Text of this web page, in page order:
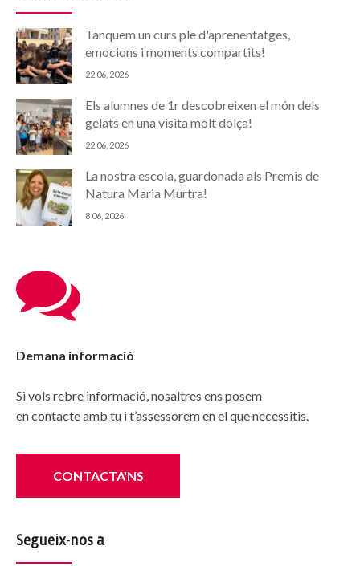
Tanquem un curs ple d'aprenentatges,
emocions i moments compartits!
22 06, 2026
Els alumnes de 1r descobreixen el món dels
gelats en una visita molt dolça!
22 06, 2026
La nostra escola, guardonada als Premis de
Natura Maria Murtra!
8 06, 2026
Demana informació
Si vols rebre informació, nosaltres ens posem
en contacte amb tu i t’assessorem en el que necessitis.
CONTACTA'NS
Segueix-nos a